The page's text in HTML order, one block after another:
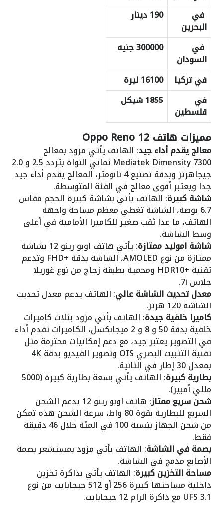
في
البحرين
190 دينار
في
السودان
300000 جنيه
في تركيا
16100 ليرة
في
قلسطين
1855 شيكل
مميزات هاتف Oppo Reno 12
معالج يقدم أداء جيد: الهاتف يأتي مزود بمعالج
Mediatek Dimensity 7300 ثماني النواة بتردد 2.5 و 2.0
جيجاهرتز وبدقة تصنيع 4 نانومتر، المعالج يقدم أداء جيد
جدا ويعتبر أقوى معالج في الفئة المتوسطة.
شاشة كبيرة: الهاتف يأتي بشاشة كبيرة الحجم مقاس
6.7 بوصة، الشاشة تغطي معظم مساحة واجهة
الهاتف، ما عدا ثقب صغير للكاميرا الأمامية في أعلى
وسط الشاشة.
شاشة اموليد ممتازة : يأتي هاتف اوبو رينو 12 بشاشة
ممتازة من نوع AMOLED، الشاشة بدقة +FHD وتدعم
تقنية +HDR10 ومحمية بطبقة زجاج من نوع غوريلا
جلاس 7i.
معدل تحديث الشاشة عالي: الهاتف يدعم معدل تحديث
الشاشة 120 هرتز.
كاميرا خلفية جيدة: الهاتف يأتي مزود بثلاث كاميرات
خلفية بدقة 50 و 8 و 2 ميجابكسل، الكاميرات تقدم أداء
في التصوير يعتبر جيد، مع دعم إمكانيات محترمة مثل
تقنية التثبيت البصري OIS وتصوير الفيديو بدقة 4K
بمعدل 30 إطار في الثانية.
بطارية كبيرة : الهاتف يأتي بسعة بطارية كبيرة (5000
مللي أمبير).
شحن سريع ممتاز : هاتف اوبو رينو 12 يدعم الشحن
السريع للبطارية بقوة 80 واط، سرعة الشحن هذه تمكن
من شحن الجهاز بنسبة 100 في المئة خلال 46 دقيقة
فقط.
بصمة في الشاشة: الهاتف يأتي مزود بمستشعر بصمة
الأصابع مدمج في الشاشة.
مساحة التخزين كبيرة: الهاتف يأتي بذاكرة تخزين
داخلية مساحتها كبيرة 256 أو 512 جيجابايت من نوع
UFS 3.1 مع ذاكرة الرام 12 جيجابايت.